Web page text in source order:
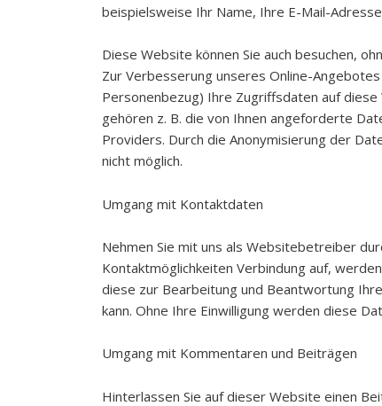
beispielsweise Ihr Name, Ihre E-Mail-
Diese Website können Sie auch besuchen,
Zur Verbesserung unseres Online-
Personenbezug) Ihre Zugriffsdaten auf
gehören z. B. die von Ihnen angeforderte
Providers. Durch die Anonymisierung der
nicht möglich.
Umgang mit Kontaktdaten
Nehmen Sie mit uns als Websitebetreiber
Kontaktmöglichkeiten Verbindung auf,
diese zur Bearbeitung und Beantwortung
kann. Ohne Ihre Einwilligung werden diese
Umgang mit Kommentaren und Beiträgen
Hinterlassen Sie auf dieser Website einen